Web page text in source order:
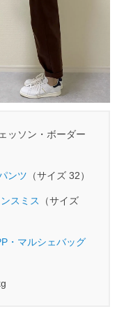
ッソン・ボーダー
ンツ （サイズ 32）
スミス
（サイズ
・マルシェバッグ